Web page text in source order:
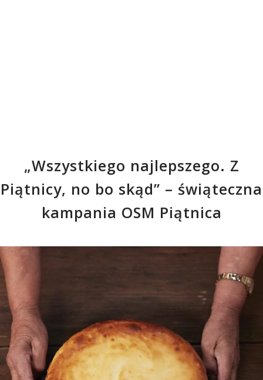
„Wszystkiego najlepszego. Z
Piątnicy, no bo skąd” – świąteczna
kampania OSM Piątnica